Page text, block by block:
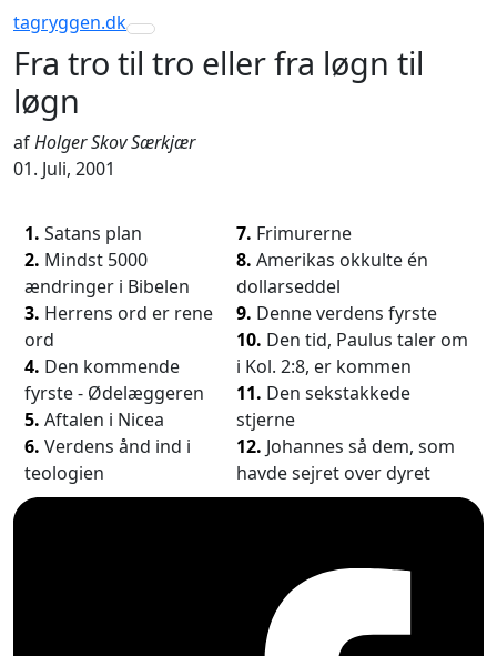
tagryggen.dk
Toggle navigation
Fra tro til tro eller fra løgn til
løgn
afHolger Skov Særkjær
01. Juli, 2001
1. Satans plan
2. Mindst 5000
ændringer i Bibelen
3. Herrens ord er rene
ord
4. Den kommende
fyrste - Ødelæggeren
5. Aftalen i Nicea
6. Verdens ånd ind i
teologien
7. Frimurerne
8. Amerikas okkulte én
dollarseddel
9. Denne verdens fyrste
10. Den tid, Paulus taler om
i Kol. 2:8, er kommen
11. Den sekstakkede
stjerne
12. Johannes så dem, som
havde sejret over dyret